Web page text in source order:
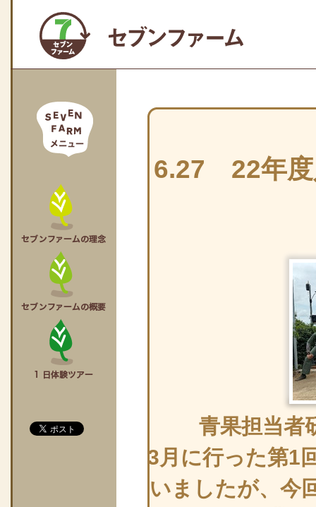
6.27 22年度
青果担当者
3月に行った第1
いましたが、今